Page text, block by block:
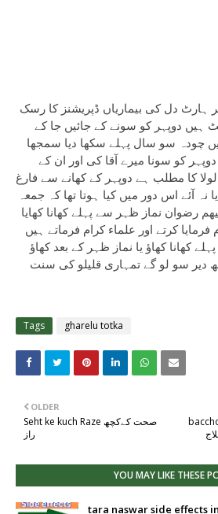
ہیں دوپہر کو سونے کے جائیں جا کے
چودہ سو سال پہلے سکھا دیا سمجھا
دوپہر کو سونا میرے آقا کی اور ان کے
کا مطلب ہے دوپہر کے کھانے سے فارغ
یا نہ آئے اس دور میں کیا ہوتا تھا کہ جمعہ
رضوان نماز ظہر سے پہلے کھانا کھایا
فرمایا کرتے اور علماء کرام فرماتے ہیں
کھانا کھاؤ یا نماز ظہر کے بعد کھاؤ
دیر سو لو گے تمہاری قلیلو کی سنت
Tags gharelu totka
OLDER
Seht ke kuch Raze صحت کےکچھ
راز
YOU MAY LIKE THESE
tara naswar side effects